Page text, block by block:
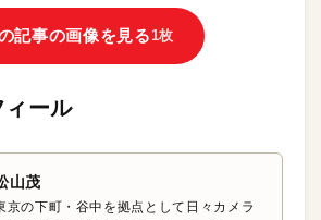
記事の画像を見る1枚
ィール
山茂
京の下町・谷中を拠点として日々カメラ